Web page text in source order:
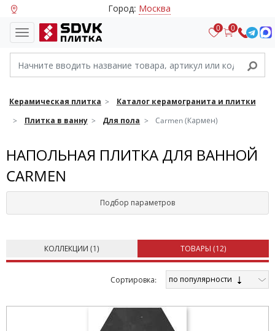
Город: Москва
0 0
Керамическая плитка
Каталог керамогранита и плитки
Плитка в ванну
Для пола Carmen (Кармен)
НАПОЛЬНАЯ ПЛИТКА ДЛЯ ВАННОЙ
CARMEN
Подбор параметров
КОЛЛЕКЦИИ (1) ТОВАРЫ (12)
Cортировка: по популярности